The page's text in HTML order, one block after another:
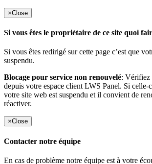
×Close
Si vous êtes le propriétaire de ce site quoi
Si vous êtes redirigé sur cette page c’est que
suspendu.
Blocage pour service non renouvelé: Vérifiez
depuis votre espace client LWS Panel. Si celle-
votre site web est suspendu et il convient de
réactiver.
×Close
Contacter notre équipe
En cas de problème notre équipe est à votre